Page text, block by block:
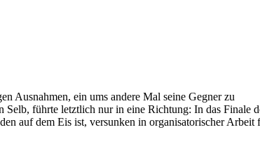
Ausnahmen, ein ums andere Mal seine Gegner zu
Selb, führte letztlich nur in eine Richtung: In das Finale
auf dem Eis ist, versunken in organisatorischer Arbeit